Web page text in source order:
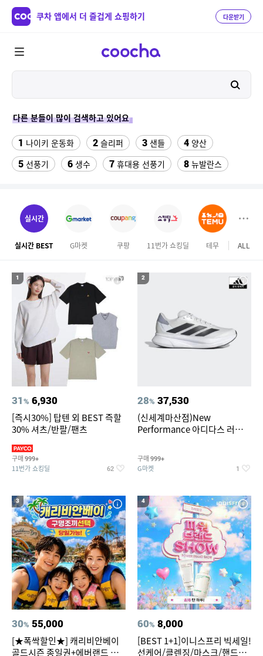
쿠차 앱에서 더 즐겁게 쇼핑하기 다운받기
다른 분들이 많이 검색하고 있어요
1 나이키 운동화 2 슬리퍼 3 샌들 4 양산
5 선풍기 6 생수 7 휴대용 선풍기 8 뉴발란스
12 업소용 가림막 현관문 롤 방충망 잠금장치
14 나이키 삼육두유 검은콩과볶은귀리 190ml x 96팩
16 닥터트루 프리미엄 초임계 식물성 알티지 오메가3
275/40/19
20 남성용 7부 카고바지
ALL
실시간
실시간 BEST G마켓 쿠팡 11번가 쇼킹딜 테무 오늘
1
31% 6,930
[즉시30%] 탑텐 외 BEST 즉할
30% 셔츠/반팔/팬츠
구매 999+
11번가 쇼킹딜 62
2
28% 37,530
(신세계마산점)New
Performance 아디다스 러닝화
구매 999+
G마켓 1
3
30% 55,000
[★폭싹할인★] 캐리비안베이
골드시즌 종일권+에버랜드 오
4
60% 8,000
[BEST 1+1]이니스프리 빅세일!
선케어/클렌징/마스크/핸드크